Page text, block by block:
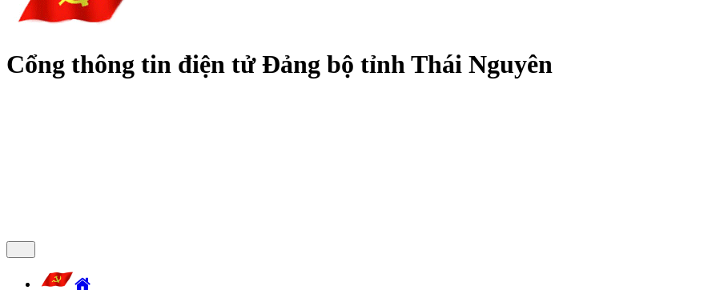
Cổng thông tin điện tử Đảng bộ tỉnh Thái Nguyên